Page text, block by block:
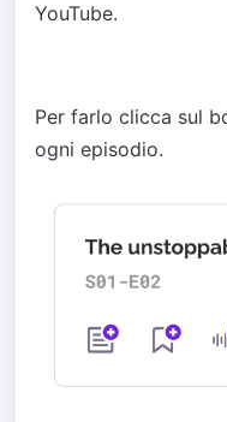
YouTube.
Per farlo clicca sul
ogni episodio.